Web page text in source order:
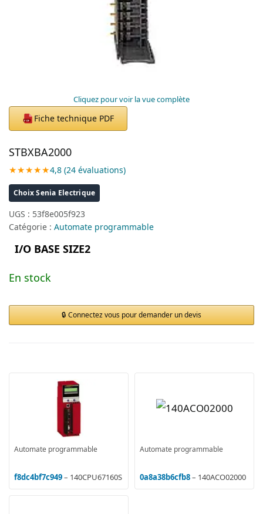
Cliquez pour voir la vue complète
PDF Fiche technique PDF
STBXBA2000
★★★★★4,8 (24 évaluations)
Choix Senia Electrique
UGS : 53f8e005f923
Catégorie : Automate programmable
I/O BASE SIZE2
En stock
Connectez vous pour demander un devis
Automate programmable
f8dc4bf7c949– 140CPU67160S
Automate programmable
0a8a38b6cfb8– 140ACO02000